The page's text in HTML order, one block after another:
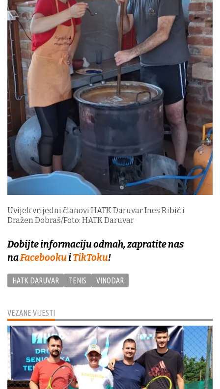
VEZANE VIJESTI
Uvijek vrijedni članovi HATK Daruvar Ines Ribić i
Dražen Dobraš/Foto: HATK Daruvar
Dobijte informaciju odmah, zapratite nas
naFacebooku iTikToku!
HATK DARUVAR TENIS VINODAR